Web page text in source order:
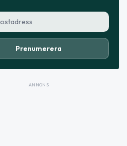
Prenumerera
ANNONS